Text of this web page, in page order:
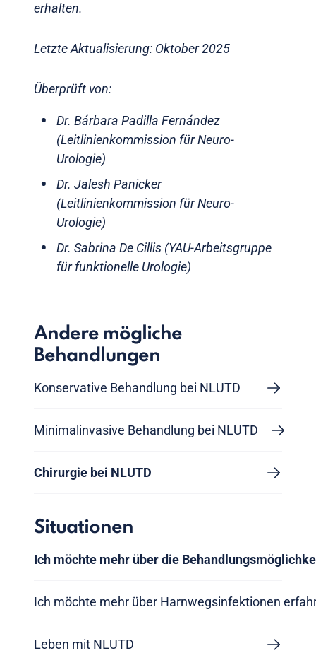
erhalten.
Letzte Aktualisierung: Oktober 2025
Überprüft von:
Dr. Bárbara Padilla Fernández
(Leitlinienkommission für Neuro-
Urologie)
Dr. Jalesh Panicker
(Leitlinienkommission für Neuro-
Urologie)
Dr. Sabrina De Cillis (YAU-Arbeitsgruppe
für funktionelle Urologie)
Andere mögliche
Behandlungen
Konservative Behandlung bei NLUTD
Minimalinvasive Behandlung bei NLUTD
Chirurgie bei NLUTD
Situationen
Ich möchte mehr über die
Ich möchte mehr über Harnwegsinfektionen
Leben mit NLUTD